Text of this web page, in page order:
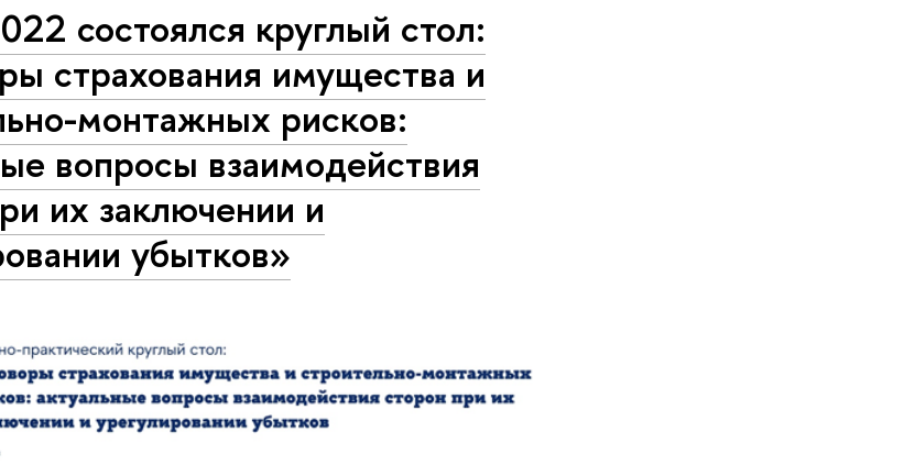
состоялся круглый стол:
страхования имущества и
монтажных рисков:
вопросы взаимодействия
их заключении и
убытков»